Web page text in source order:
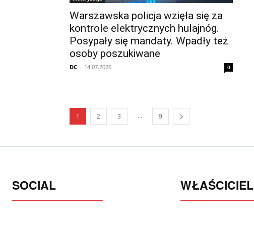
Warszawska policja wzięła się za
kontrole elektrycznych hulajnóg.
Posypały się mandaty. Wpadły też
osoby poszukiwane
DC - 14.07.2026 0
1 2 3 ... 9
SOCIAL WŁAŚCICIEL